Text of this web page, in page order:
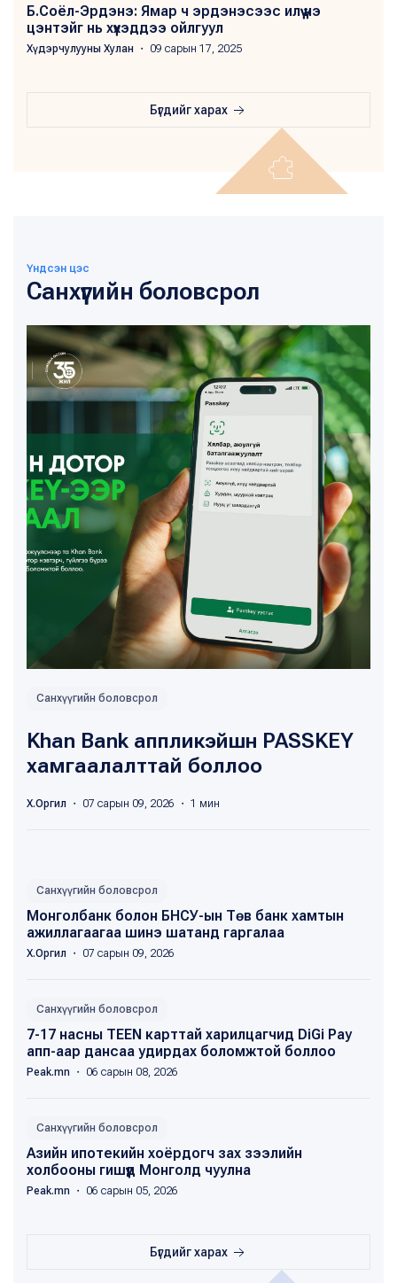
Б.Соёл-Эрдэнэ: Ямар ч эрдэнэсээс илүү үнэ
цэнтэйг нь хүүхэддээ ойлгуул
Хүдэрчулууны Хулан ・ 09 сарын 17, 2025
Бүгдийг харах
Үндсэн цэс
Санхүүгийн боловсрол
Санхүүгийн боловсрол
Khan Bank аппликэйшн PASSKEY
хамгаалалттай боллоо
Х.Оргил ・ 07 сарын 09, 2026 ・ 1 мин
Санхүүгийн боловсрол
Монголбанк болон БНСУ-ын Төв банк хамтын
ажиллагаагаа шинэ шатанд гаргалаа
Х.Оргил ・ 07 сарын 09, 2026
Санхүүгийн боловсрол
7-17 насны TEEN карттай харилцагчид DiGi Pay
апп-аар дансаа удирдах боломжтой боллоо
Peak.mn ・ 06 сарын 08, 2026
Санхүүгийн боловсрол
Азийн ипотекийн хоёрдогч зах зээлийн
холбооны гишүүд Монголд чуулна
Peak.mn ・ 06 сарын 05, 2026
Бүгдийг харах